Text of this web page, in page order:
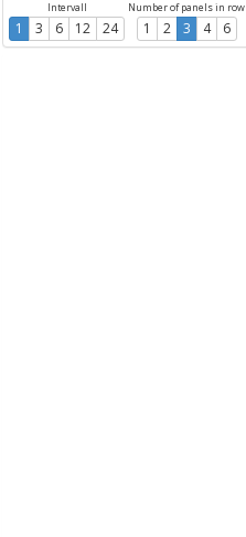
Intervall
1 3 6 12 24
Number of panels in row
1 2 3 4 6